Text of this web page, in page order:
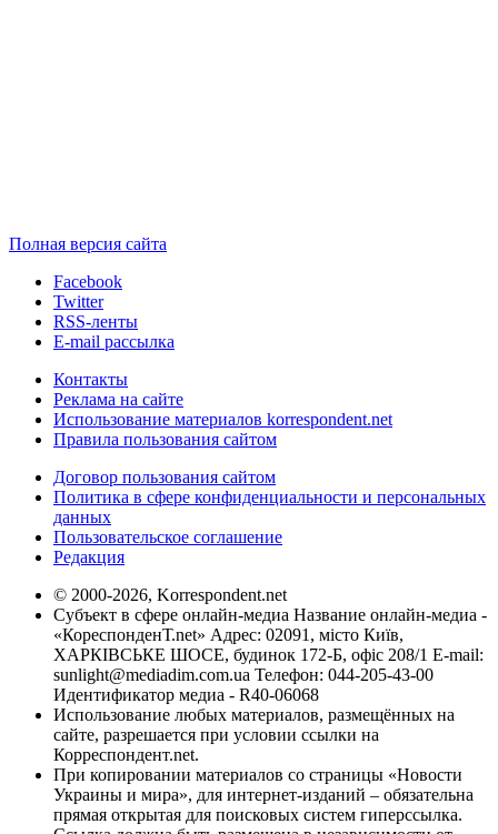
Полная версия сайта
Facebook
Twitter
RSS-ленты
E-mail рассылка
Контакты
Реклама на сайте
Использование материалов korrespondent.net
Правила пользования сайтом
Договор пользования сайтом
Политика в сфере конфиденциальности и персональных
данных
Пользовательское соглашение
Редакция
© 2000-2026, Korrespondent.net
Субъект в сфере онлайн-медиа Название онлайн-медиа -
«КореспонденТ.net» Адрес: 02091, місто Київ,
ХАРКІВСЬКЕ ШОСЕ, будинок 172-Б, офіс 208/1 E-mail:
sunlight@mediadim.com.ua Телефон: 044-205-43-00
Идентификатор медиа - R40-06068
Использование любых материалов, размещённых на
сайте, разрешается при условии ссылки на
Корреспондент.net.
При копировании материалов со страницы «Новости
Украины и мира», для интернет-изданий – обязательна
прямая открытая для поисковых систем гиперссылка.